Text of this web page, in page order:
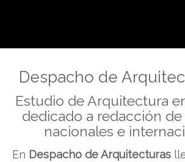
Despacho de
Despacho de
Estudio de Arquitectura
dedicado a redacción
nacionales e
En Despacho de Arquitecturas